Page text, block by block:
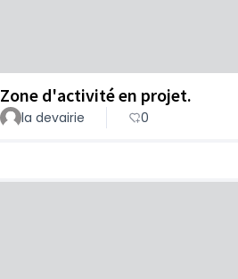
Zone d'activité en projet.
la devairie
0